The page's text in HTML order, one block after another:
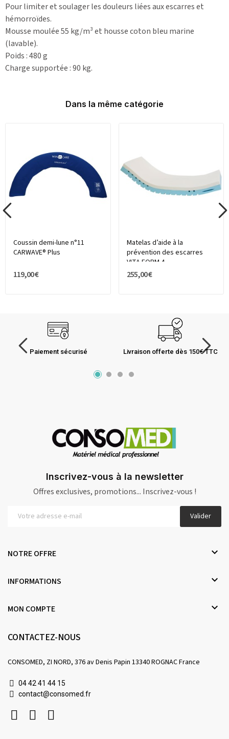
Pour limiter et soulager les douleurs liées aux escarres et
hémorroïdes.
Mousse moulée 55 kg/m³ et housse coton bleu marine
(lavable).
Poids : 480 g
Charge supportée : 90 kg.
Dans la même catégorie
Coussin demi-lune n°11
CARWAVE® Plus
119,00 €
Matelas d’aide à la
prévention des escarres
VITA FORM 4
255,00 €
Paiement sécurisé Livraison offerte dès 150€ TTC
Inscrivez-vous à la newsletter
Offres exclusives, promotions... Inscrivez-vous !
Valider
NOTRE OFFRE 
INFORMATIONS 
MON COMPTE 
CONTACTEZ-NOUS
CONSOMED, ZI NORD, 376 av Denis Papin 13340 ROGNAC France
04 42 41 44 15
contact@consomed.fr